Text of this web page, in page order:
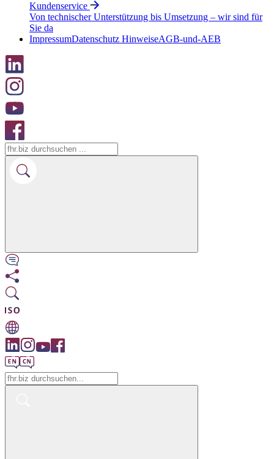
Kundenservice
Von technischer Unterstützung bis Umsetzung – wir sind für
Sie da
ImpressumDatenschutz HinweiseAGB-und-AEB